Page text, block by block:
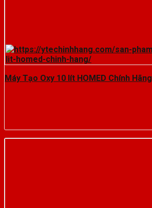
Máy Tạo Oxy 10 lít HOMED Chính Hãng